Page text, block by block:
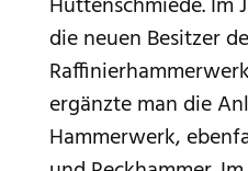
die neuen Besitzer
ergänzte man die
Hammerwerk,